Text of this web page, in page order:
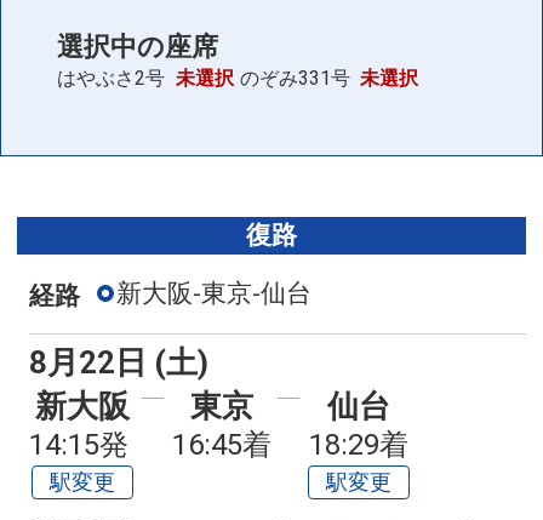
選択中の座席
はやぶさ2号 未選択 のぞみ331号 未選択
復路
経路 新大阪-東京-仙台
8月22日 (土)
新大阪
14:15発
駅変更
東京
16:45着
仙台
18:29着
駅変更